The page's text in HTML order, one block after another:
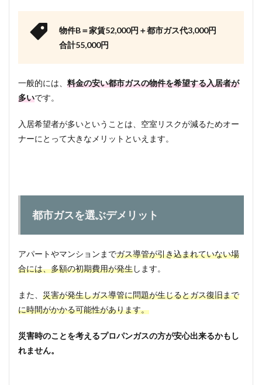
物件B＝家賃52,000円＋都市ガス代3,000円
合計55,000円
一般的には、 料金の安い都市ガスの物件を希望する入居者が
多いです。
入居希望者が多いということは、空室リスクが減るためオー
ナーにとって大きなメリットといえます。
都市ガスを選ぶデメリット
アパートやマンションまでガス導管が引き込まれていない場
合には、多額の初期費用が発生します。
また、 災害が発生しガス導管に問題が生じるとガス復旧まで
に時間がかかる可能性があります。
災害時のことを考えるプロパンガスの方が安心出来るかもし
れません。